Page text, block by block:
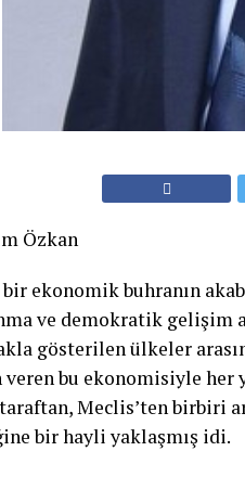
Özkan
ekonomik buhranın
ve demokratik gelişim
gösterilen ülkeler
veren bu ekonomisiyle
Meclis’ten birbiri
bir hayli yaklaşmış idi.